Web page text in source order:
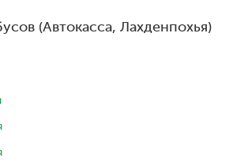
(Автокасса, Лахденпохья)